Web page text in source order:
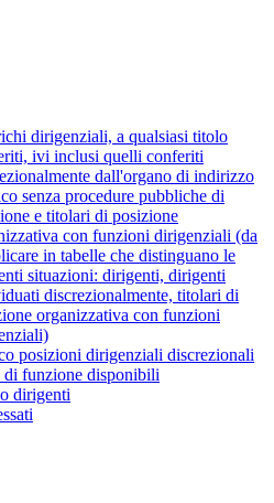
dirigenziali, a qualsiasi titolo
ivi inclusi quelli conferiti
dall'organo di indirizzo
senza procedure pubbliche di
e titolari di posizione
con funzioni dirigenziali (da
in tabelle che distinguano le
situazioni: dirigenti, dirigenti
discrezionalmente, titolari di
organizzativa con funzioni
posizioni dirigenziali discrezionali
di funzione disponibili
dirigenti